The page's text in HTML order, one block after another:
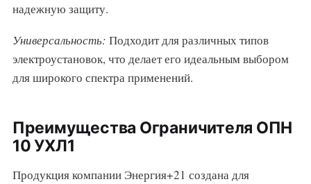
надежную защиту.
Универсальность: Подходит для различных типов
электроустановок, что делает его идеальным выбором
для широкого спектра применений.
Преимущества Ограничителя ОПН
10 УХЛ1
Продукция компании Энергия+21 создана для